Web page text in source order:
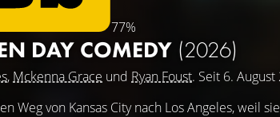
77%
DAY COMEDY (2026)
, Mckenna Grace und Ryan Foust. Seit 6.
Weg von Kansas City nach Los Angeles, weil